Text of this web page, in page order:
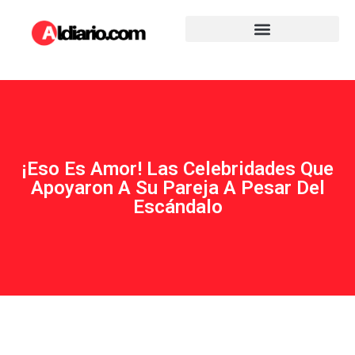
¡Eso Es Amor! Las Celebridades Que
Apoyaron A Su Pareja A Pesar Del
Escándalo